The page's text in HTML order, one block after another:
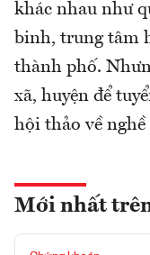
khác nhau như
binh, trung tâm
thành phố.
xã, huyện để
hội thảo về nghề
Mới nhất